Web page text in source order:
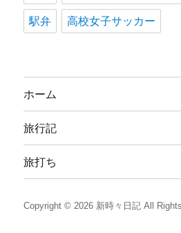
駅弁 高校女子サッカー
ホーム
旅行記
旅打ち
Copyright © 2026 新時々日記 All